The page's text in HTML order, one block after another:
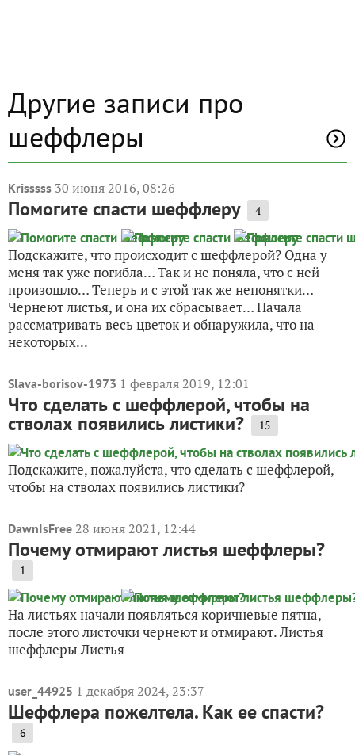
Другие записи про
шеффлеры
Krisssss 30 июня 2016, 08:26
Помогите спасти шеффлеру 4
Подскажите, что происходит с шеффлерой? Одна у
меня так уже погибла… Так и не поняла, что с ней
произошло… Теперь и с этой так же непонятки…
Чернеют листья, и она их сбрасывает… Начала
рассматривать весь цветок и обнаружила, что на
некоторых...
Slava-borisov-1973 1 февраля 2019, 12:01
Что сделать с шеффлерой, чтобы на
стволах появились листики? 15
Подскажите, пожалуйста, что сделать с шеффлерой,
чтобы на стволах появились листики?
DawnIsFree 28 июня 2021, 12:44
Почему отмирают листья шеффлеры?
1
На листьях начали появляться коричневые пятна,
после этого листочки чернеют и отмирают. Листья
шеффлеры Листья
user_44925 1 декабря 2024, 23:37
Шеффлера пожелтела. Как ее спасти?
6